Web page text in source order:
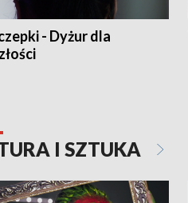
- Dyżur dla
I SZTUKA